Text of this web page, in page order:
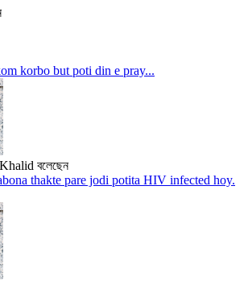
korbo but poti din e pray...
বলেছেন
thakte pare jodi potita HIV infected hoy.